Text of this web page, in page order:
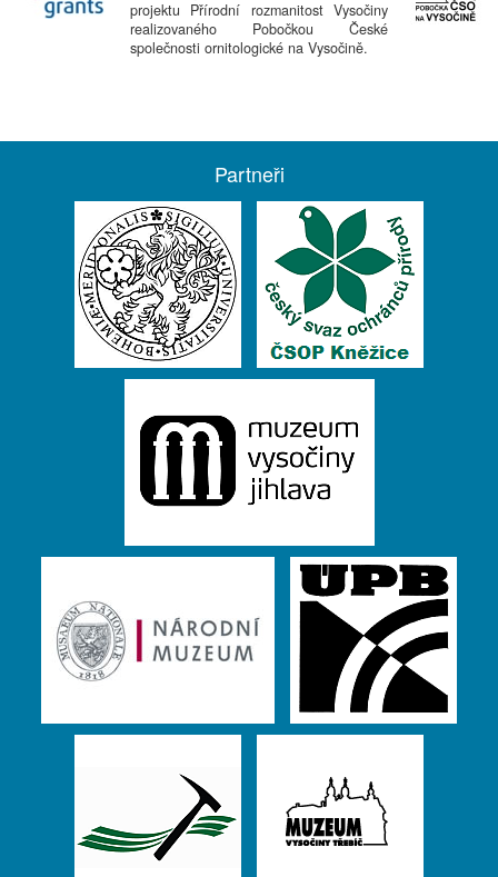
projektu Přírodní rozmanitost Vysočiny
realizovaného Pobočkou České
společnosti ornitologické na Vysočině.
Partneři